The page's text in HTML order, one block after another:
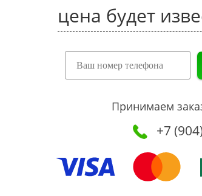
цена будет
Принимаем
+7